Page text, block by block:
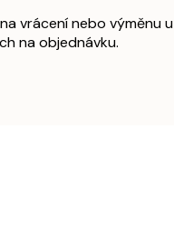
vrácení nebo výměnu u
na objednávku.